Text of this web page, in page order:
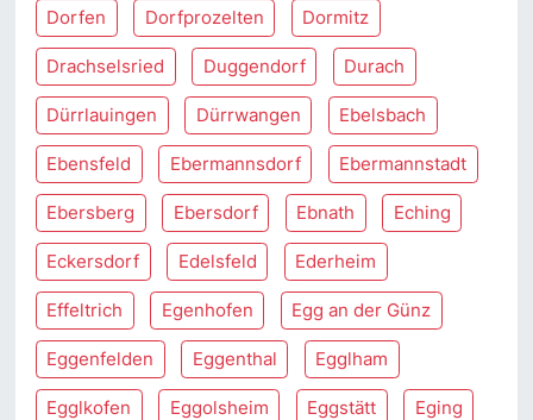
Dorfen Dorfprozelten Dormitz
Drachselsried Duggendorf Durach
Dürrlauingen Dürrwangen Ebelsbach
Ebensfeld Ebermannsdorf Ebermannstadt
Ebersberg Ebersdorf Ebnath Eching
Eckersdorf Edelsfeld Ederheim
Effeltrich Egenhofen Egg an der Günz
Eggenfelden Eggenthal Egglham
Egglkofen Eggolsheim Eggstätt Eging